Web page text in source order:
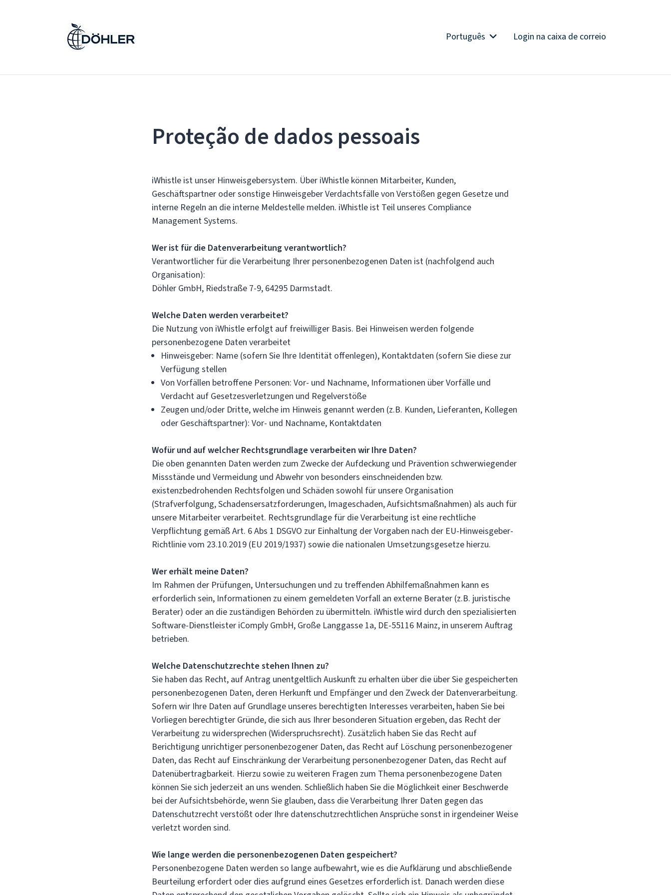
Português Login na caixa de correio
Proteção de dados pessoais
iWhistle ist unser Hinweisgebersystem. Über iWhistle können Mitarbeiter, Kunden,
Geschäftspartner oder sonstige Hinweisgeber Verdachtsfälle von Verstößen gegen Gesetze und
interne Regeln an die interne Meldestelle melden. iWhistle ist Teil unseres Compliance
Management Systems.
Wer ist für die Datenverarbeitung verantwortlich?
Verantwortlicher für die Verarbeitung Ihrer personenbezogenen Daten ist (nachfolgend auch
Organisation):
Döhler GmbH, Riedstraße 7-9, 64295 Darmstadt.
Welche Daten werden verarbeitet?
Die Nutzung von iWhistle erfolgt auf freiwilliger Basis. Bei Hinweisen werden folgende
personenbezogene Daten verarbeitet
Hinweisgeber: Name (sofern Sie Ihre Identität offenlegen), Kontaktdaten (sofern Sie diese zur
Verfügung stellen
Von Vorfällen betroffene Personen: Vor- und Nachname, Informationen über Vorfälle und
Verdacht auf Gesetzesverletzungen und Regelverstöße
Zeugen und/oder Dritte, welche im Hinweis genannt werden (z.B. Kunden, Lieferanten, Kollegen
oder Geschäftspartner): Vor- und Nachname, Kontaktdaten
Wofür und auf welcher Rechtsgrundlage verarbeiten wir Ihre Daten?
Die oben genannten Daten werden zum Zwecke der Aufdeckung und Prävention schwerwiegender
Missstände und Vermeidung und Abwehr von besonders einschneidenden bzw.
existenzbedrohenden Rechtsfolgen und Schäden sowohl für unsere Organisation
(Strafverfolgung, Schadensersatzforderungen, Imageschaden, Aufsichtsmaßnahmen) als auch für
unsere Mitarbeiter verarbeitet. Rechtsgrundlage für die Verarbeitung ist eine rechtliche
Verpflichtung gemäß Art. 6 Abs 1 DSGVO zur Einhaltung der Vorgaben nach der EU-Hinweisgeber-
Richtlinie vom 23.10.2019 (EU 2019/1937) sowie die nationalen Umsetzungsgesetze hierzu.
Wer erhält meine Daten?
Im Rahmen der Prüfungen, Untersuchungen und zu treffenden Abhilfemaßnahmen kann es
erforderlich sein, Informationen zu einem gemeldeten Vorfall an externe Berater (z.B. juristische
Berater) oder an die zuständigen Behörden zu übermitteln. iWhistle wird durch den spezialisierten
Software-Dienstleister iComply GmbH, Große Langgasse 1a, DE-55116 Mainz, in unserem Auftrag
betrieben.
Welche Datenschutzrechte stehen Ihnen zu?
Sie haben das Recht, auf Antrag unentgeltlich Auskunft zu erhalten über die über Sie gespeicherten
personenbezogenen Daten, deren Herkunft und Empfänger und den Zweck der Datenverarbeitung.
Sofern wir Ihre Daten auf Grundlage unseres berechtigten Interesses verarbeiten, haben Sie bei
Vorliegen berechtigter Gründe, die sich aus Ihrer besonderen Situation ergeben, das Recht der
Verarbeitung zu widersprechen (Widerspruchsrecht). Zusätzlich haben Sie das Recht auf
Berichtigung unrichtiger personenbezogener Daten, das Recht auf Löschung personenbezogener
Daten, das Recht auf Einschränkung der Verarbeitung personenbezogener Daten, das Recht auf
Datenübertragbarkeit. Hierzu sowie zu weiteren Fragen zum Thema personenbezogene Daten
können Sie sich jederzeit an uns wenden. Schließlich haben Sie die Möglichkeit einer Beschwerde
bei der Aufsichtsbehörde, wenn Sie glauben, dass die Verarbeitung Ihrer Daten gegen das
Datenschutzrecht verstößt oder Ihre datenschutzrechtlichen Ansprüche sonst in irgendeiner Weise
verletzt worden sind.
Wie lange werden die personenbezogenen Daten gespeichert?
Personenbezogene Daten werden so lange aufbewahrt, wie es die Aufklärung und abschließende
Beurteilung erfordert oder dies aufgrund eines Gesetzes erforderlich ist. Danach werden diese